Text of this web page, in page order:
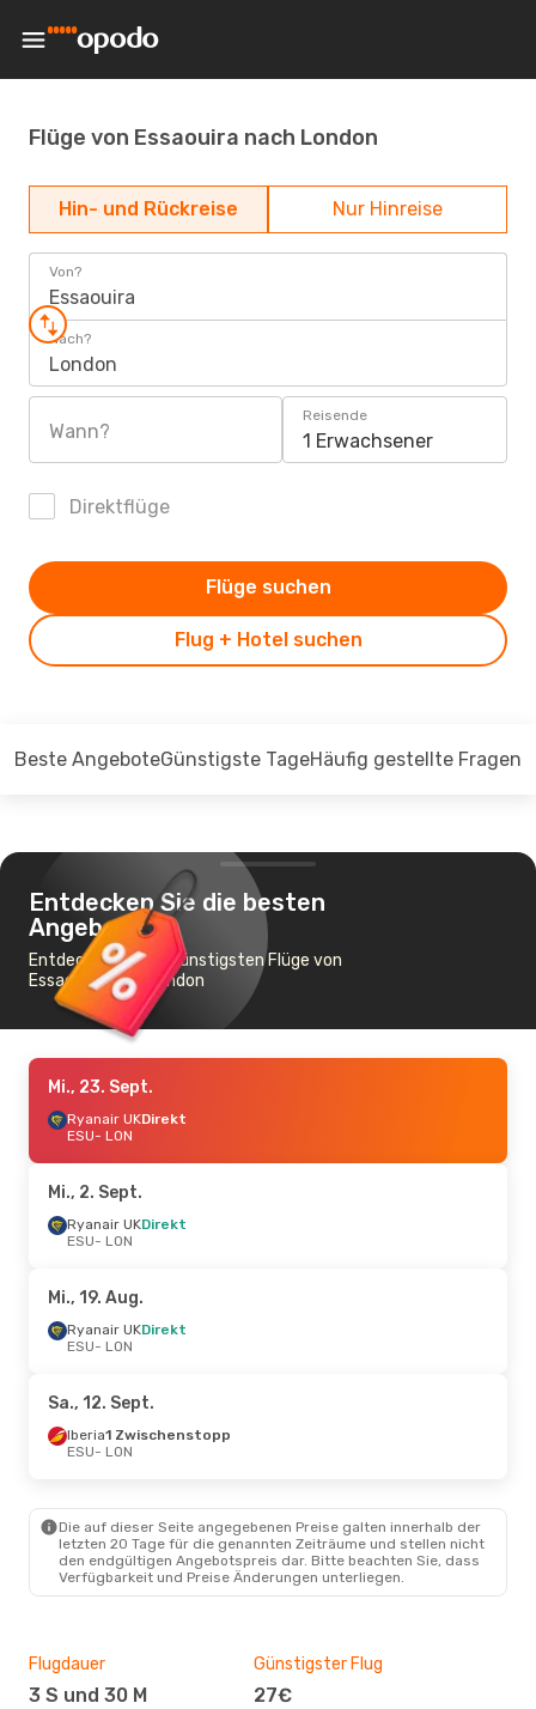
Flüge von Essaouira nach London
Hin- und Rückreise Nur Hinreise
Von?
Essaouira
Nach?
London
Wann?
Reisende
1 Erwachsener
Direktflüge
Flug + Hotel suchen
Flüge suchen
Beste AngeboteGünstigste TageHäufig gestellte Fragen
Entdecken Sie die besten
Angebote
Entdecken Sie die günstigsten Flüge von
Essaouira nach London
Mi., 23. Sept.
Ryanair UKDirekt
ESU- LON
Mi., 2. Sept.
Ryanair UKDirekt
ESU- LON
Mi., 19. Aug.
Ryanair UKDirekt
ESU- LON
Sa., 12. Sept.
Iberia1 Zwischenstopp
ESU- LON
Die auf dieser Seite angegebenen Preise galten innerhalb der
letzten 20 Tage für die genannten Zeiträume und stellen nicht
den endgültigen Angebotspreis dar. Bitte beachten Sie, dass
Verfügbarkeit und Preise Änderungen unterliegen.
Flugdauer
3 S und 30 M
Günstigster Flug
27€